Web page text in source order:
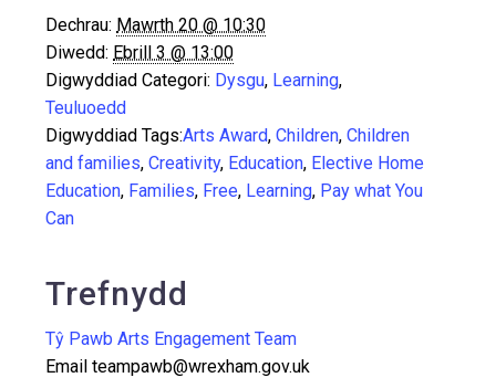
Dechrau: Mawrth 20 @ 10:30
Diwedd: Ebrill 3 @ 13:00
Digwyddiad Categori: Dysgu, Learning,
Teuluoedd
Digwyddiad Tags:Arts Award, Children, Children
and families, Creativity, Education, Elective Home
Education, Families, Free, Learning, Pay what You
Can
Trefnydd
Tŷ Pawb Arts Engagement Team
Email teampawb@wrexham.gov.uk